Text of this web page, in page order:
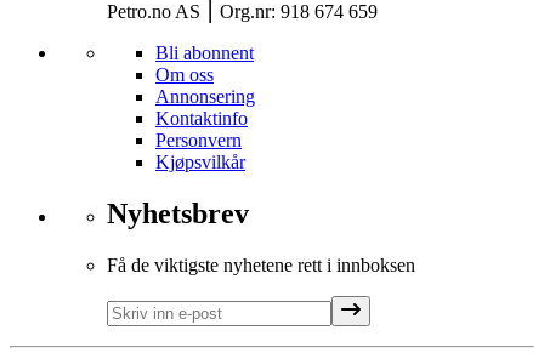
Petro.no AS ⎮ Org.nr: 918 674 659
Bli abonnent
Om oss
Annonsering
Kontaktinfo
Personvern
Kjøpsvilkår
Nyhetsbrev
Få de viktigste nyhetene rett i innboksen